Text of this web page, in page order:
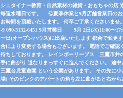
シュタイナー教育・自然素材の雑貨・おもちゃの
毎週水曜日です。 ◎夏季休業と9月店舗営業日のお
お時間を頂戴いたします。 何卒ご了承くださいま
-9 090-3132-6451 9月営業日 9月 2日(水)11:00
一日(オープンハウス)に出店いたします 都合で変更
合により変更する場合もございます。 電話でご確認
待ちしております。 レインボーリーブス 三鷹市井
手に曲がり 道なりまっすぐに進んでください。 途
三鷹台児童遊園 という公園があります。 その先に
場) そのピンクのアパートの角を左に曲がると右か